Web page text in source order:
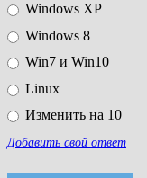
Windows XP
Windows 8
Win7 и Win10
Linux
Изменить на 10
Добавить свой ответ